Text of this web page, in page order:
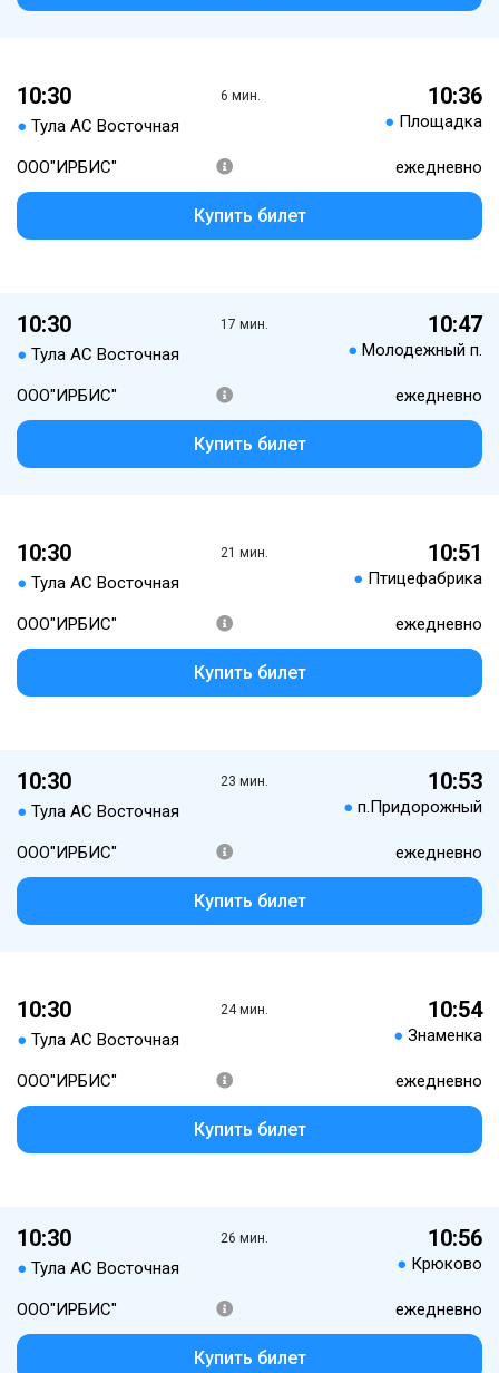
10:30
● Тула АС Восточная
6 мин. 10:36
● Площадка
ООО"ИРБИС" ежедневно
Купить билет
10:30
● Тула АС Восточная
17 мин. 10:47
● Молодежный п.
ООО"ИРБИС" ежедневно
Купить билет
10:30
● Тула АС Восточная
21 мин. 10:51
● Птицефабрика
ООО"ИРБИС" ежедневно
Купить билет
10:30
● Тула АС Восточная
23 мин. 10:53
● п.Придорожный
ООО"ИРБИС" ежедневно
Купить билет
10:30
● Тула АС Восточная
24 мин. 10:54
● Знаменка
ООО"ИРБИС" ежедневно
Купить билет
10:30
● Тула АС Восточная
26 мин. 10:56
● Крюково
ООО"ИРБИС" ежедневно
Купить билет